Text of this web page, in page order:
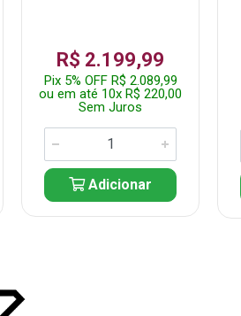
R$ 2.199,99
Pix 5% OFF R$ 2.089,99
ou em até 10x R$ 220,00
Sem Juros
Adicionar